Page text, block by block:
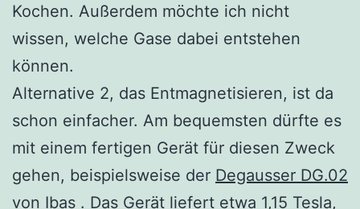
Kochen. Außerdem möchte ich nicht
wissen, welche Gase dabei entstehen
können.
Alternative 2, das Entmagnetisieren, ist da
schon einfacher. Am bequemsten dürfte es
mit einem fertigen Gerät für diesen Zweck
gehen, beispielsweise der Degausser DG.02
von Ibas . Das Gerät liefert etwa 1,15 Tesla,